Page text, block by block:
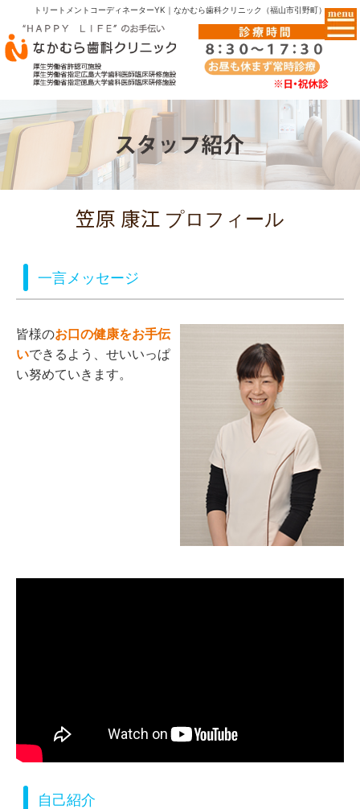
トリートメントコーディネーターYK｜なかむら歯科クリニック（福山市引野町）
プロフィール
一言メッセージ
皆様のお口の健康をお手伝
いできるよう、せいいっぱ
い努めていきます。
自己紹介